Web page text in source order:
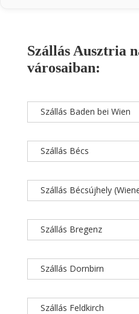
Szállás Ausztria
városaiban:
Szállás Baden bei Wien
Szállás Bécs
Szállás Bécsújhely
Szállás Bregenz
Szállás Dornbirn
Szállás Feldkirch